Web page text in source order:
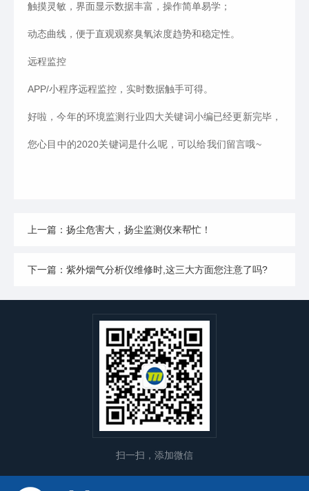
触摸灵敏，界面显示数据丰富，操作简单易学；
动态曲线，便于直观观察臭氧浓度趋势和稳定性。
远程监控
APP/小程序远程监控，实时数据触手可得。
好啦，今年的环境监测行业四大关键词小编已经更新完毕，
您心目中的2020关键词是什么呢，可以给我们留言哦~
上一篇：扬尘危害大，扬尘监测仪来帮忙！
下一篇：紫外烟气分析仪维修时,这三大方面您注意了吗?
扫一扫，添加微信